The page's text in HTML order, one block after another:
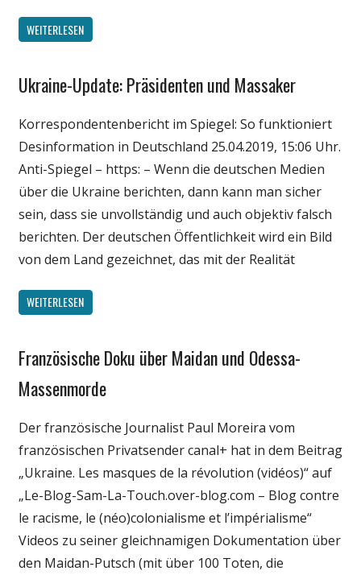
WEITERLESEN
Gesellschaft
Politik
Wissenschaft
Ukraine-Update: Präsidenten und Massaker
Korrespondentenbericht im Spiegel: So funktioniert
Desinformation in Deutschland 25.04.2019, 15:06 Uhr.
Anti-Spiegel – https: – Wenn die deutschen Medien
über die Ukraine berichten, dann kann man sicher
sein, dass sie unvollständig und auch objektiv falsch
berichten. Der deutschen Öffentlichkeit wird ein Bild
von dem Land gezeichnet, das mit der Realität
WEITERLESEN
Gesellschaft
Wissenschaft
Französische Doku über Maidan und Odessa-
Massenmorde
Der französische Journalist Paul Moreira vom
französischen Privatsender canal+ hat in dem Beitrag
„Ukraine. Les masques de la révolution (vidéos)“ auf
„Le-Blog-Sam-La-Touch.over-blog.com – Blog contre
le racisme, le (néo)colonialisme et l’impérialisme“
Videos zu seiner gleichnamigen Dokumentation über
den Maidan-Putsch (mit über 100 Toten, die